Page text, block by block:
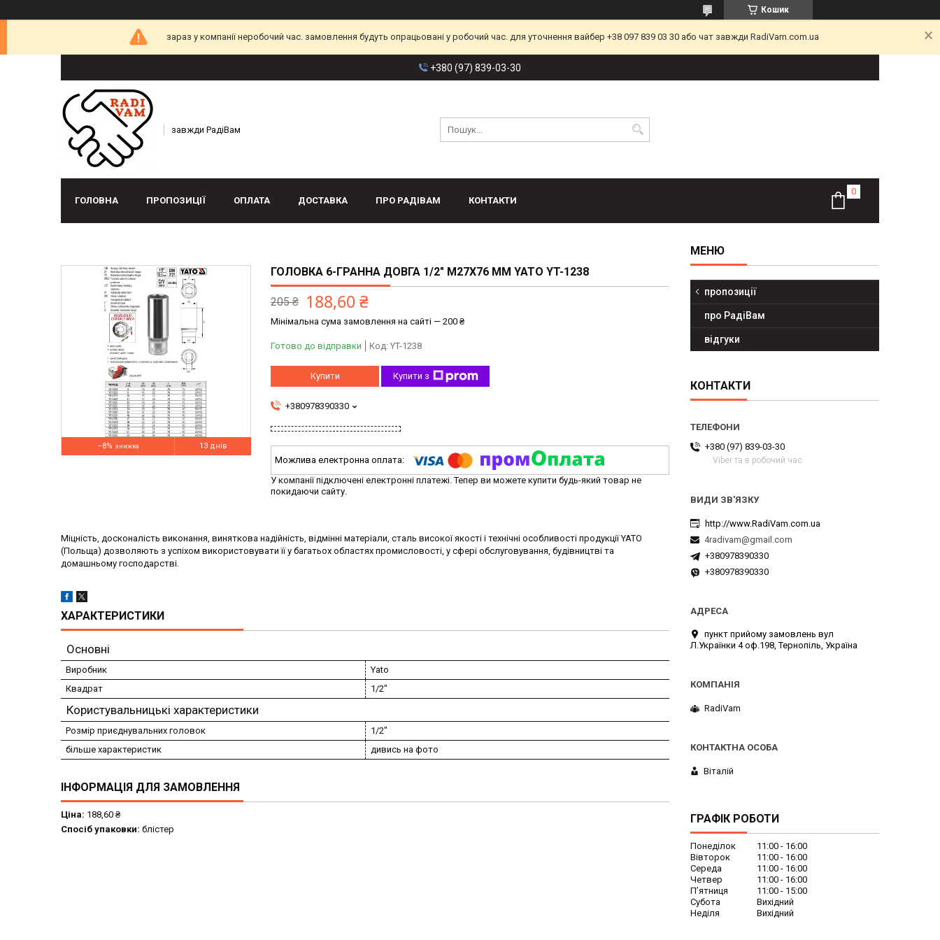
Кошик
зараз у компанії неробочий час. замовлення будуть опрацьовані у робочий час. для уточнення вайбер +38 097 839 03 30 або чат завжди RadiVam.com.ua
+380 (97) 839-03-30
завжди РадіВам
ГОЛОВНА ПРОПОЗИЦІЇ ОПЛАТА ДОСТАВКА ПРО РАДІВАМ КОНТАКТИ
–8% 13 днів
ГОЛОВКА 6-ГРАННА ДОВГА 1/2" М27Х76 ММ YATO YT-1238
205 ₴ 188,60 ₴
Мінімальна сума замовлення на сайті — 200 ₴
Готово до відправки Код: YT-1238
Купити Купити з
+380978390330
У компанії підключені електронні платежі. Тепер ви можете купити будь-який товар не
покидаючи сайту.
Міцність, досконалість виконання, виняткова надійність, відмінні матеріали, сталь високої якості і технічні особливості продукції YATO
(Польща) дозволяють з успіхом використовувати її у багатьох областях промисловості, у сфері обслуговування, будівництві та
домашньому господарстві.
ХАРАКТЕРИСТИКИ
Основні
Виробник
Yato
Квадрат
1/2"
Користувальницькі характеристики
Розмір приєднувальних головок
1/2"
більше характеристик
дивись на фото
ІНФОРМАЦІЯ ДЛЯ ЗАМОВЛЕННЯ
Ціна: 188,60 ₴
Спосіб упаковки: блістер
пропозиції
про РадіВам
відгуки
КОНТАКТИ
+380 (97) 839-03-30
Viber та в робочий час
http://www.RadiVam.com.ua
4radivam@gmail.com
+380978390330
+380978390330
пункт прийому замовлень вул
Л.Українки 4 оф.198, Тернопіль, Україна
RadiVam
Віталій
ГРАФІК РОБОТИ
Понеділок 11:00
16:00
Вівторок
11:00
16:00
Середа
11:00
16:00
Четвер
11:00
16:00
Пʼятниця
11:00
15:00
Субота
Вихідний
Неділя
Вихідний